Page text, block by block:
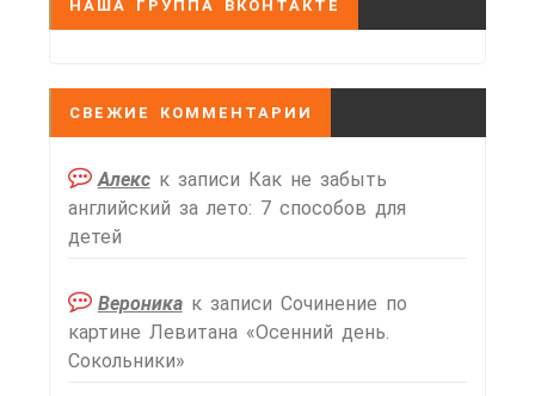
НАША ГРУППА ВКОНТАКТЕ
СВЕЖИЕ КОММЕНТАРИИ
Алекск записи Как не забыть
английский за лето: 7 способов для
детей
Вероникак записи Сочинение по
картине Левитана «Осенний день.
Сокольники»